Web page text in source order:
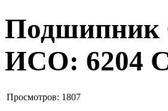
Подшипник
ИСО: 6204
Просмотров: 1807